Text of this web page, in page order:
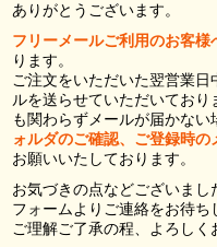
ありがとうございます。
フリーメールご利用のお客様
ります。
ご注文をいただいた翌営業
ルを送らせていただいてお
も関わらずメールが届かない
ォルダのご確認、ご登録時
お願いいたしております。
お気づきの点などございま
フォームよりご連絡をお待ち
ご理解ご了承の程、よろし